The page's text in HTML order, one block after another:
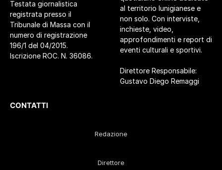
Testata giornalistica
registrata presso il
Tribunale di Massa con il
numero di registrazione
196/1 del 04/2015.
Iscrizione ROC. N. 36086.
al territorio lunigianese e
non solo. Con interviste,
inchieste, video,
approfondimenti e report di
eventi culturali e sportivi.
Direttore Responsabile:
Gustavo Diego Remaggi
CONTATTI
Redazione
Direttore